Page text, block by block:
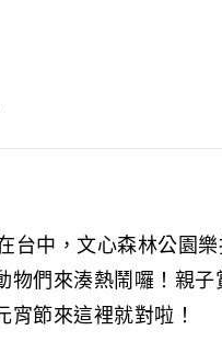
台中，文心森林公園樂
物們來湊熱鬧囉！親子
宵節來這裡就對啦！